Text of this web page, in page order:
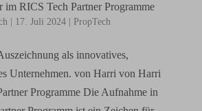
im RICS Tech Partner Programme
| 17. Juli 2024| PropTech
als innovatives,
Unternehmen. von Harri von Harri
Programme Die Aufnahme in